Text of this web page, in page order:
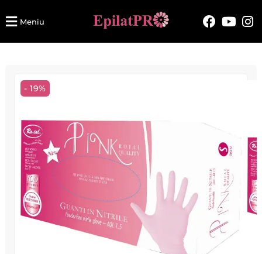
Meniu
- 19%